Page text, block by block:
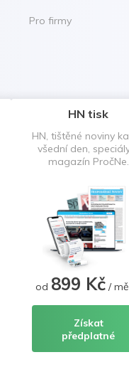
Pro firmy
HN tisk
HN, tištěné noviny
všední den,
magazín PročNe.
od 899 Kč /
Získat
předplatné